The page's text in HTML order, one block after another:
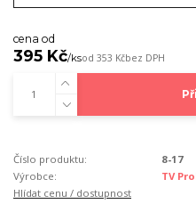
cena od
395 Kč/ksod 353 Kčbez DPH
Číslo produktu:
8-17
Výrobce:
TV
Hlídat cenu / dostupnost